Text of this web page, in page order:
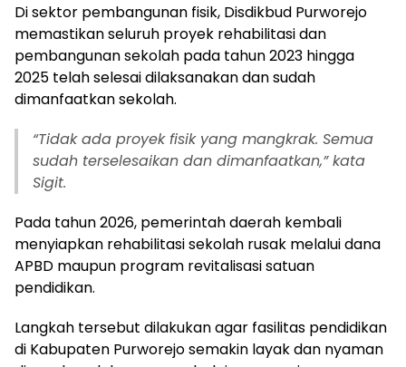
Di sektor pembangunan fisik, Disdikbud Purworejo
memastikan seluruh proyek rehabilitasi dan
pembangunan sekolah pada tahun 2023 hingga
2025 telah selesai dilaksanakan dan sudah
dimanfaatkan sekolah.
“Tidak ada proyek fisik yang mangkrak. Semua
sudah terselesaikan dan dimanfaatkan,” kata
Sigit.
Pada tahun 2026, pemerintah daerah kembali
menyiapkan rehabilitasi sekolah rusak melalui dana
APBD maupun program revitalisasi satuan
pendidikan.
Langkah tersebut dilakukan agar fasilitas pendidikan
di Kabupaten Purworejo semakin layak dan nyaman